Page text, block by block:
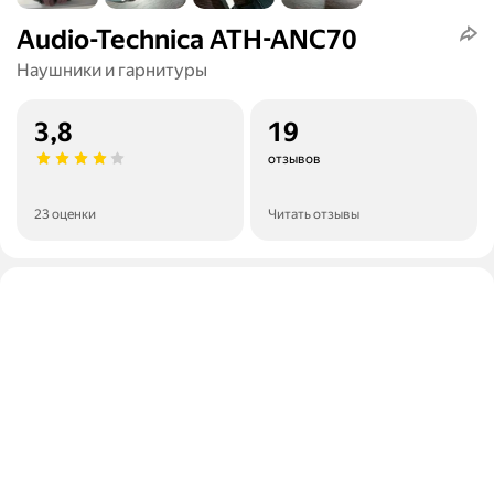
Audio-Technica ATH-ANC70
Наушники и гарнитуры
3,8
23 оценки
19
отзывов
Читать отзывы